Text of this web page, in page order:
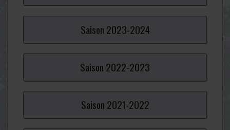
Saison 2023-2024
Saison 2022-2023
Saison 2021-2022